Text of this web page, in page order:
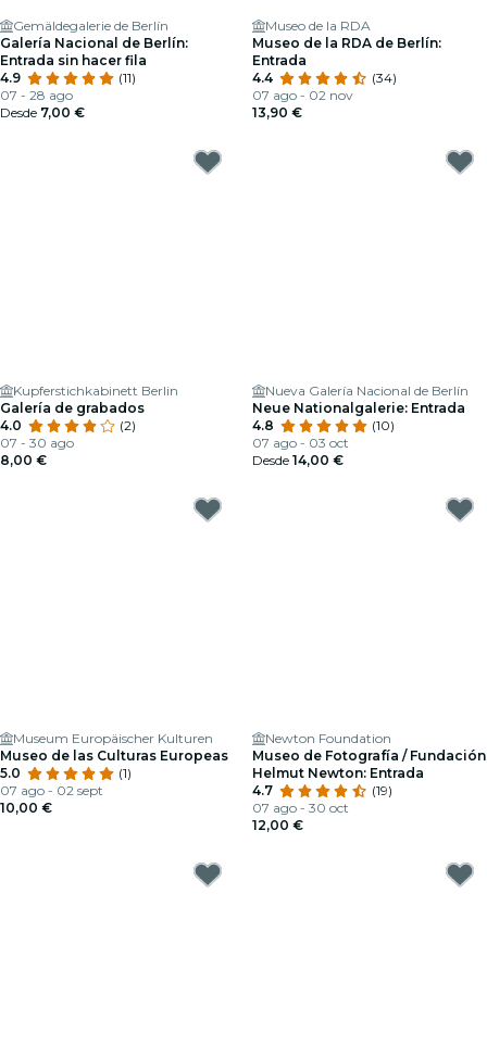
Gemäldegalerie de Berlín
Galería Nacional de Berlín:
Entrada sin hacer fila
4.9
(11)
07 - 28 ago
Desde 7,00 €
Museo de la RDA
Museo de la RDA de Berlín:
Entrada
4.4
(34)
07 ago - 02 nov
13,90 €
Kupferstichkabinett Berlin
Galería de grabados
4.0
(2)
07 - 30 ago
8,00 €
Nueva Galería Nacional de Berlín
Neue Nationalgalerie: Entrada
4.8
(10)
07 ago - 03 oct
Desde 14,00 €
Museum Europäischer Kulturen
Museo de las Culturas Europeas
5.0
(1)
07 ago - 02 sept
10,00 €
Newton Foundation
Museo de Fotografía / Fundación
Helmut Newton: Entrada
4.7
(19)
07 ago - 30 oct
12,00 €